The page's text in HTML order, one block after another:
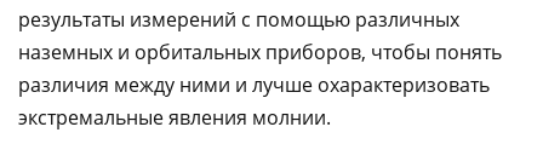
результаты измерений с помощью различных
наземных и орбитальных приборов, чтобы понять
различия между ними и лучше охарактеризовать
экстремальные явления молнии.